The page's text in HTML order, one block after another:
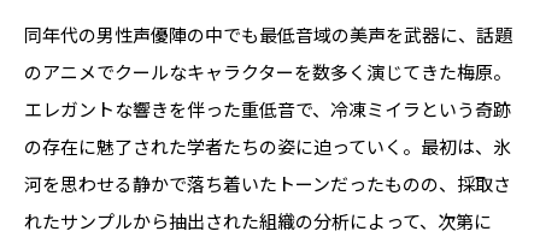
同年代の男性声優陣の中でも最低音域の美声を武器に、話題
のアニメでクールなキャラクターを数多く演じてきた梅原。
エレガントな響きを伴った重低音で、冷凍ミイラという奇跡
の存在に魅了された学者たちの姿に迫っていく。最初は、氷
河を思わせる静かで落ち着いたトーンだったものの、採取さ
れたサンプルから抽出された組織の分析によって、次第に